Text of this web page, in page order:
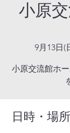
小原
9月13日(
小原交流館ホ
日時・場所